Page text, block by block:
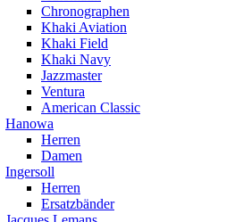
Chronographen
Khaki Aviation
Khaki Field
Khaki Navy
Jazzmaster
Ventura
American Classic
Hanowa
Herren
Damen
Ingersoll
Herren
Ersatzbänder